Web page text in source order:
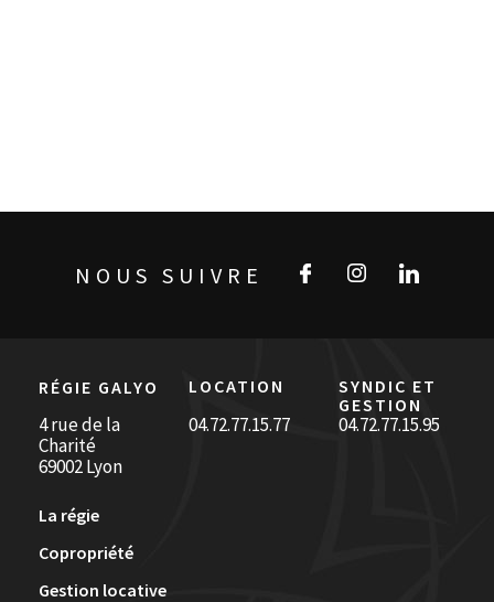
NOUS SUIVRE
RÉGIE GALYO LOCATION
SYNDIC ET
GESTION
4 rue de la
Charité
69002 Lyon
04.72.77.15.77 04.72.77.15.95
La régie
Copropriété
Gestion locative